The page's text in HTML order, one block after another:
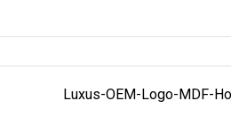
Luxus-OEM-Logo-MDF-